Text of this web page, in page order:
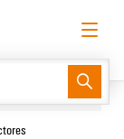
Inicio de sesión